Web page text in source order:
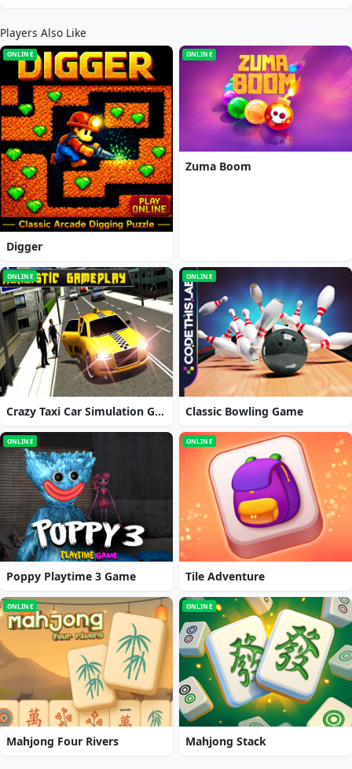
Players Also Like
ONLINE
Digger
ONLINE
Zuma Boom
ONLINE
Crazy Taxi Car Simulation Game 3D
ONLINE
Classic Bowling Game
ONLINE
Poppy Playtime 3 Game
ONLINE
Tile Adventure
ONLINE
Mahjong Four Rivers
ONLINE
Mahjong Stack